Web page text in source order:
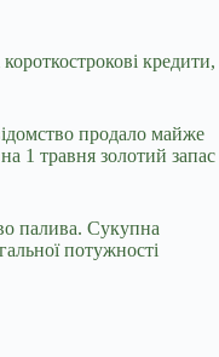
кредити,
продало майже
1 травня золотий запас
палива. Сукупна
потужності